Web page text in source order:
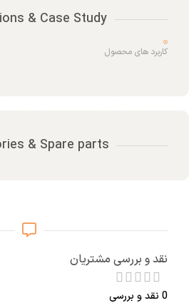
& Case Study
کاربرد های محصول
& Spare parts
نقد و بررسی مشتریان
0 نقد و بررسی